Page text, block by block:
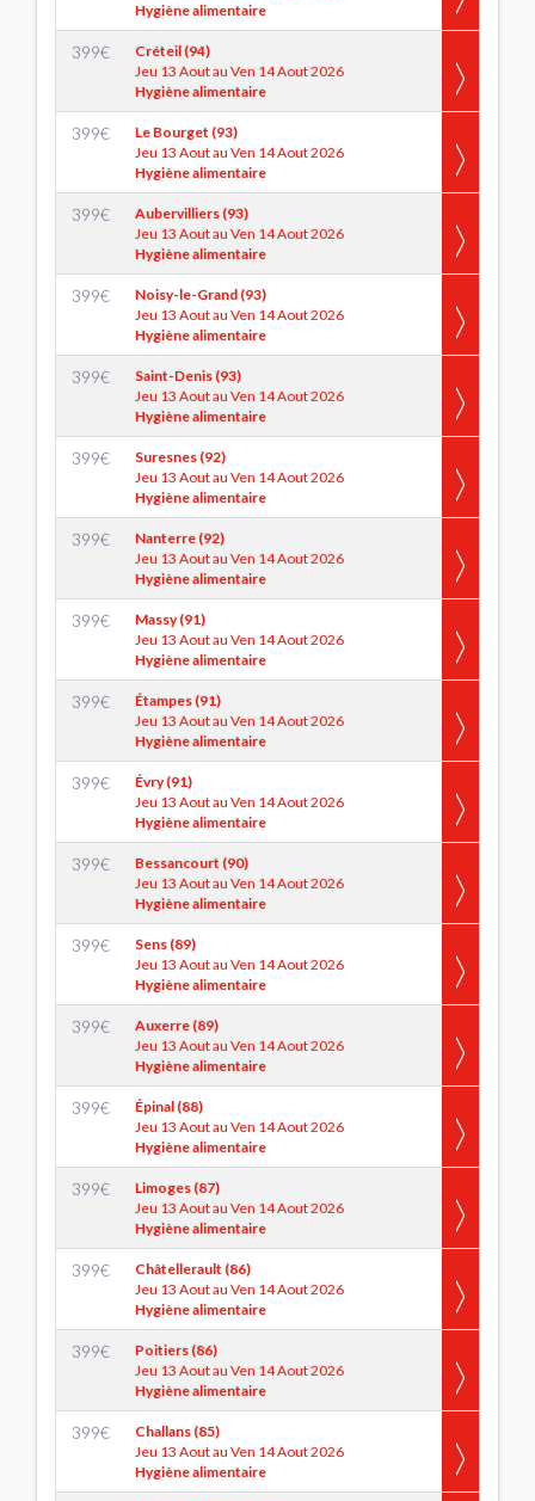
Hygiène alimentaire
399€
Créteil (94)
Jeu 13 Aout au Ven 14 Aout 2026
Hygiène alimentaire
399€
Le Bourget (93)
Jeu 13 Aout au Ven 14 Aout 2026
Hygiène alimentaire
399€
Aubervilliers (93)
Jeu 13 Aout au Ven 14 Aout 2026
Hygiène alimentaire
399€
Noisy-le-Grand (93)
Jeu 13 Aout au Ven 14 Aout 2026
Hygiène alimentaire
399€
Saint-Denis (93)
Jeu 13 Aout au Ven 14 Aout 2026
Hygiène alimentaire
399€
Suresnes (92)
Jeu 13 Aout au Ven 14 Aout 2026
Hygiène alimentaire
399€
Nanterre (92)
Jeu 13 Aout au Ven 14 Aout 2026
Hygiène alimentaire
399€
Massy (91)
Jeu 13 Aout au Ven 14 Aout 2026
Hygiène alimentaire
399€
Étampes (91)
Jeu 13 Aout au Ven 14 Aout 2026
Hygiène alimentaire
399€
Évry (91)
Jeu 13 Aout au Ven 14 Aout 2026
Hygiène alimentaire
399€
Bessancourt (90)
Jeu 13 Aout au Ven 14 Aout 2026
Hygiène alimentaire
399€
Sens (89)
Jeu 13 Aout au Ven 14 Aout 2026
Hygiène alimentaire
399€
Auxerre (89)
Jeu 13 Aout au Ven 14 Aout 2026
Hygiène alimentaire
399€
Épinal (88)
Jeu 13 Aout au Ven 14 Aout 2026
Hygiène alimentaire
399€
Limoges (87)
Jeu 13 Aout au Ven 14 Aout 2026
Hygiène alimentaire
399€
Châtellerault (86)
Jeu 13 Aout au Ven 14 Aout 2026
Hygiène alimentaire
399€
Poitiers (86)
Jeu 13 Aout au Ven 14 Aout 2026
Hygiène alimentaire
399€
Challans (85)
Jeu 13 Aout au Ven 14 Aout 2026
Hygiène alimentaire